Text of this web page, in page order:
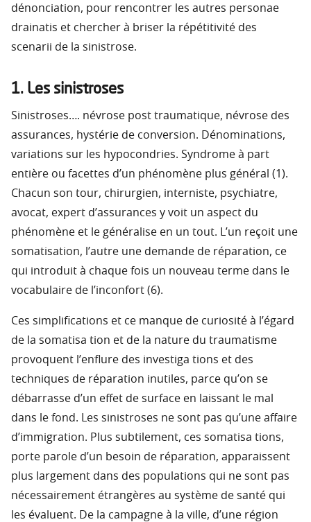
dénonciation, pour rencontrer les autres personae
drainatis et chercher à briser la répétitivité des
scenarii de la sinistrose.
1. Les sinistroses
Sinistroses…. névrose post traumatique, névrose des
assurances, hystérie de conversion. Dénominations,
variations sur les hypocondries. Syndrome à part
entière ou facettes d’un phénomène plus général (1).
Chacun son tour, chirurgien, interniste, psychiatre,
avocat, expert d’assurances y voit un aspect du
phénomène et le généralise en un tout. L’un reçoit une
somatisation, l’autre une demande de réparation, ce
qui introduit à chaque fois un nouveau terme dans le
vocabulaire de l’inconfort (6).
Ces simplifications et ce manque de curiosité à l’égard
de la somatisa tion et de la nature du traumatisme
provoquent l’enflure des investiga tions et des
techniques de réparation inutiles, parce qu’on se
débarrasse d’un effet de surface en laissant le mal
dans le fond. Les sinistroses ne sont pas qu’une affaire
d’immigration. Plus subtilement, ces somatisa tions,
porte parole d’un besoin de réparation, apparaissent
plus largement dans des populations qui ne sont pas
nécessairement étrangères au système de santé qui
les évaluent. De la campagne à la ville, d’une région